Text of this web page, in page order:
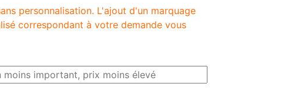
personnalisation. L'ajout d'un marquage
correspondant à votre demande vous